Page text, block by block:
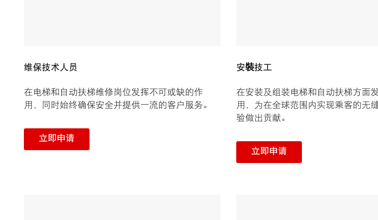
维保技术人员
在电梯和自动扶梯维修岗位发挥不可或缺的作
用，同时始终确保安全并提供一流的客户服务。
立即申请
安裝技工
在安装及组装电梯和自动扶梯方面
用，为在全球范围内实现乘客的无
验做出贡献。
立即申请